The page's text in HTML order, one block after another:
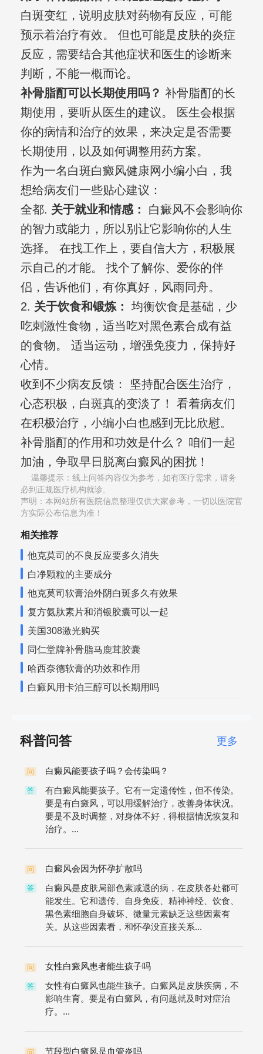
白斑变红，说明皮肤对药物有反应，可能
预示着治疗有效。 但也可能是皮肤的炎症
反应，需要结合其他症状和医生的诊断来
判断，不能一概而论。
补骨脂酊可以长期使用吗？ 补骨脂酊的长
期使用，要听从医生的建议。 医生会根据
你的病情和治疗的效果，来决定是否需要
长期使用，以及如何调整用药方案。
作为一名白斑白癜风健康网小编小白，我
想给病友们一些贴心建议：
全都. 关于就业和情感：
白癜风不会影响你
的智力或能力，所以别让它影响你的人生
选择。 在找工作上，要自信大方，积极展
示自己的才能。 找个了解你、爱你的伴
侣，告诉他们，有你真好，风雨同舟。
2. 关于饮食和锻炼：
均衡饮食是基础，少
吃刺激性食物，适当吃对黑色素合成有益
的食物。 适当运动，增强免疫力，保持好
心情。
收到不少病友反馈： 坚持配合医生治疗，
心态积极，白斑真的变淡了！ 看着病友们
在积极治疗，小编小白也感到无比欣慰。
补骨脂酊的作用和功效是什么？ 咱们一起
加油，争取早日脱离白癜风的困扰！
温馨提示：线上问答内容仅为参考，如有医疗需求，请务
必到正规医疗机构就诊,
声明：本网站所有医院信息整理仅供大家参考，一切以医院官
方实际公布信息为准！
相关推荐
他克莫司的不良反应要多久消失
白净颗粒的主要成分
他克莫司软膏治外阴白斑多久有效果
复方氨肽素片和消银胶囊可以一起
美国308激光购买
同仁堂牌补骨脂马鹿茸胶囊
哈西奈德软膏的功效和作用
白癜风用卡泊三醇可以长期用吗
科普问答 更多
问 白癜风能要孩子吗？会传染吗？
答
有白癜风能要孩子。它有一定遗传性，但不传染。
要是有白癜风，可以用缓解治疗，改善身体状况。
要是不及时调整，对身体不好，得根据情况恢复和
治疗。...
问 白癜风会因为怀孕扩散吗
答
白癜风是皮肤局部色素减退的病，在皮肤各处都可
能发生。它和遗传、自身免疫、精神神经、饮食、
黑色素细胞自身破坏、微量元素缺乏这些因素有
关。从这些因素看，和怀孕没直接关系...
问 女性白癜风患者能生孩子吗
答
女性有白癜风也能生孩子。白癜风是皮肤疾病，不
影响生育。要是有白癜风，有问题就及时对症治
疗。...
节段型白癜风是血管炎吗